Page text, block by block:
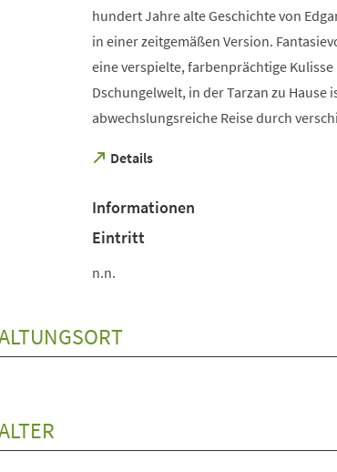
hundert Jahre alte Geschichte von
in einer zeitgemäßen Version.
eine verspielte, farbenprächtige
Dschungelwelt, in der Tarzan zu
abwechslungsreiche Reise durch
Details
(Öffnet
neuen
Tab)
Informationen
Eintritt
n.n.